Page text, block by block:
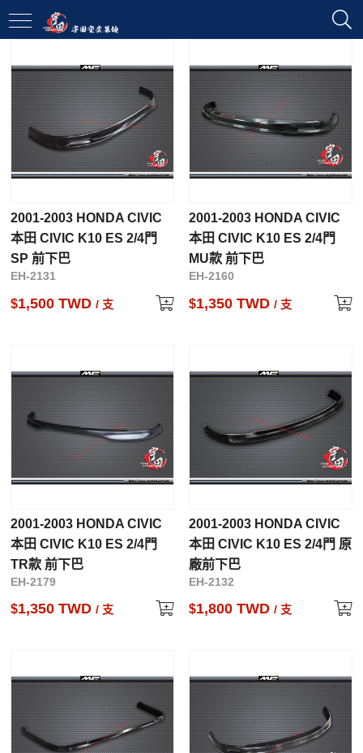
2001-2003 HONDA CIVIC
本田 CIVIC K10 ES 2/4門
SP 前下巴
EH-2131
$1,500 TWD/ 支
2001-2003 HONDA CIVIC
本田 CIVIC K10 ES 2/4門
MU款 前下巴
EH-2160
$1,350 TWD/ 支
2001-2003 HONDA CIVIC
本田 CIVIC K10 ES 2/4門
TR款 前下巴
EH-2179
$1,350 TWD/ 支
2001-2003 HONDA CIVIC
本田 CIVIC K10 ES 2/4門 原
廠前下巴
EH-2132
$1,800 TWD/ 支